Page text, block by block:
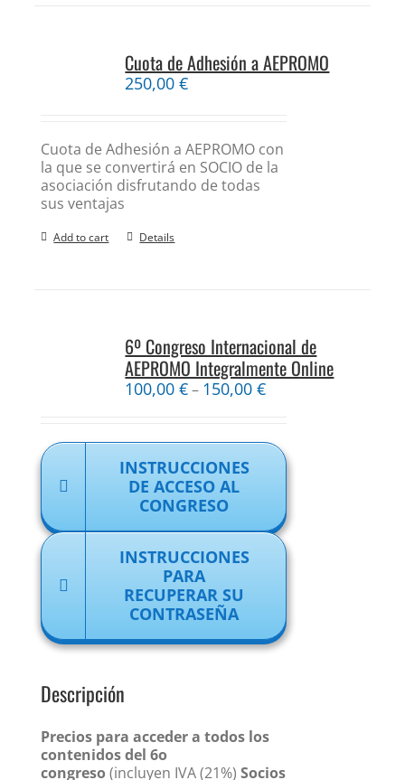
Cuota de Adhesión a AEPROMO
250,00€
Cuota de Adhesión a AEPROMO con
la que se convertirá en SOCIO de la
asociación disfrutando de todas
sus ventajas
Add to cart Details
6º Congreso Internacional de
AEPROMO Integralmente Online
100,00€– 150,00€
INSTRUCCIONES
DE ACCESO AL
CONGRESO
INSTRUCCIONES
PARA
RECUPERAR SU
CONTRASEÑA
Descripción
Precios para acceder a todos los
contenidos del 6o
congreso(incluyen IVA (21%)Socios